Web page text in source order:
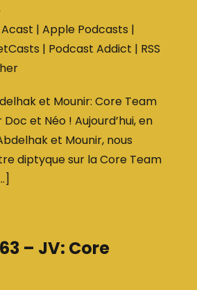
RSS
Stitcher
Acast | Apple Podcasts |
| Podcast Addict | RSS
et Mounir: Core Team
et Néo ! Aujourd’hui, en
et Mounir, nous
diptyque sur la Core Team
– JV: Core